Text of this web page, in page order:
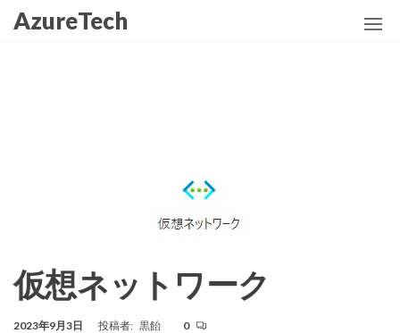
AzureTech
仮想ネットワーク
2023年9月3日 投稿者: 黒飴 0